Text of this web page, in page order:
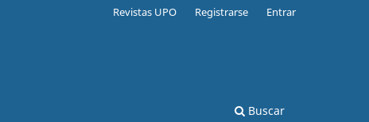
Buscar
Revistas UPO Registrarse Entrar